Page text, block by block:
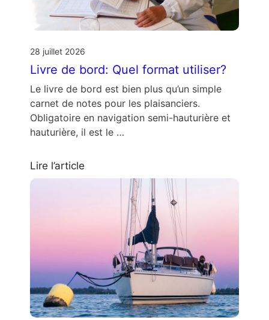
28 juillet 2026
Livre de bord: Quel format utiliser?
Le livre de bord est bien plus qu’un simple
carnet de notes pour les plaisanciers.
Obligatoire en navigation semi-hauturière et
hauturière, il est le …
Lire l’article